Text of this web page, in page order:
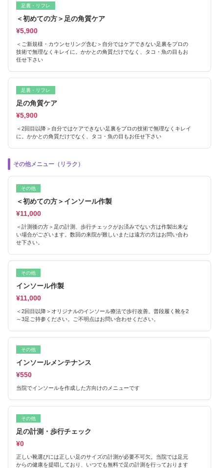
足裏・リフレ
＜初めての方＞足の角質ケア
¥5,900
＜ご新規様・カウンセリング含む＞自分ではケアできない足裏をプロの
技術で無理なくキレイに。かかとの角質だけでなく、タコ・魚の目もお
任せ下さい
足裏・リフレ
足の角質ケア
¥5,900
＜2回目以降＞自分ではケアできない足裏をプロの技術で無理なくキレイ
に。かかとの角質だけでなく、タコ・魚の目もお任せ下さい
その他メニュー（リラク）
その他
＜初めての方＞インソール作製
¥11,000
＜計測後の方＞足の計測、歩行チェックがお済みでない方は作製出来な
い場合がございます。数回の来院が難しいまたは遠方の方はお問い合わ
せ下さい。
その他
インソール作製
¥11,000
＜2回目以降＞オリジナルのインソール療法で歩行改善。普段履く靴を2
～3足ご持参ください。ご不明点はお問い合わせください。
その他
インソールメンテナンス
¥550
当院でインソールを作成した方向けのメニューです
その他
足の計測・歩行チェック
¥0
正しい靴選びには正しい足のサイズの計測が必要不可欠。当院では足元
からの健康を提唱しており、いつでも無料で足の計測を行っております